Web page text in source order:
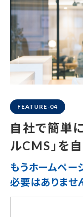
FEATURE-04
自社で簡単
ルCMS」を
もうホームペ
必要はありませ